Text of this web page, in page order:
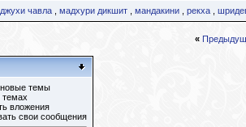
джухи чавла мадхури дикшит мандакини рекха
«
новые темы
темах
вложения
свои сообщения